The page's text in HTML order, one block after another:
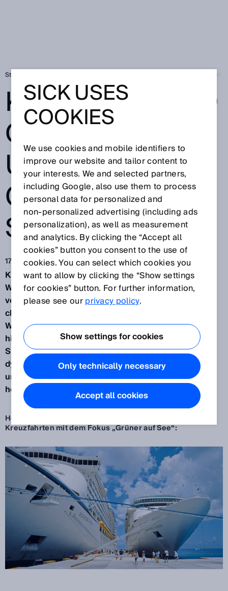
Startseite
KREUZFAHRTBO
OM WEITER
UNGEBREMST:
GRÜNER AUF
SEE MIT SICK
17.07.2023
Kreuzfahrten zeigen sich unverändert als
Wachstumstreiber und die Schiffbaubranche
verzeichnet angesichts des verstärkten
chinesischen Marktauftritts sogar zweistellige
Wachstumszahlen. Gleichzeitig kommen
hinsichtlich des maritimen Klimaschutzes und der
Sicherheit von Mensch und Maschine an Bord
dynamisch neue Qualitätsstandards ins Spiel. SICK
unterstützt diese Innovationswelle mit
hochwertigen technologischen Lösungen.
Heute Teil eins unserer dreiteiligen Serie zum Thema
Kreuzfahrten mit dem Fokus „Grüner auf See“:
SICK USES
COOKIES
We use cookies and mobile identifiers to
improve our website and tailor content to
your interests. We and selected partners,
including Google, also use them to process
personal data for personalized and
non‑personalized advertising (including ads
personalization), as well as measurement
and analytics. By clicking the “Accept all
cookies” button you consent to the use of
cookies. You can select which cookies you
want to allow by clicking the “Show settings
for cookies” button. For further information,
please see ourprivacy policy.
Show settings for cookies
Only technically necessary
Accept all cookies